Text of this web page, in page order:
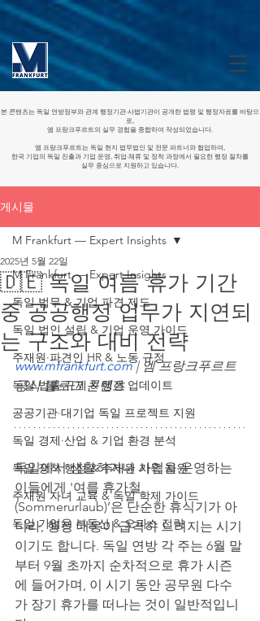
본 콘텐츠는 독일 연방정부와 관계 행정기관·사법기관이 공개한 법령 및 행정자료를 바탕으
로,
엠 프랑크푸르트의 실무 경험을 종합하여 작성되었습니다.
엠 프랑크푸르트는 독일 현지 법무법인 및 전문 파트너와 협업하여,
한국 기업의 독일 진출과 기업 운영, 취업·체류 및 정착 과정에서 필요한 행정 절차를
실무 중심으로 지원하고 있습니다.
게시물
M Frankfurt — Expert Insights
독일 법무 & 기업 파견 제도
독일 법인 설립 & 기업 운영 가이드
주재원·파견인 HR & 노동 규정
독일 법률·규제 & 행정 업데이트
공공기관·대기업 독일 프로젝트 지원
독일 경제·산업 & 기업 환경 분석
독일 정착 행정 & 주재원 가족 지원
주재원 자녀 교육 & 독일 학제 가이드
독일 기업용 부동산 & 오피스 전략
M Frankfurt — Expert Insights
🇩🇪 독일 여름 휴가 기간
중 공공행정 업무가 지연되
는 구조와 대비 전략
2025년 5월 22일
www.mfrankfurt.com | 엠 프랑크푸르트
공식 블로그 콘텐츠
독일에서 생활하거나 사업을 운영하는
이들에게 '여름 휴가철
(Sommerurlaub)’은 단순한 휴식기가 아
니라, 행정 대응이 급격히 느려지는 시기
이기도 합니다. 독일 연방 각 주는 6월 말
부터 9월 초까지 순차적으로 휴가 시즌
에 들어가며, 이 시기 동안 공무원 다수
가 장기 휴가를 떠나는 것이 일반적입니